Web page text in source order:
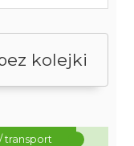
kolejki
transport